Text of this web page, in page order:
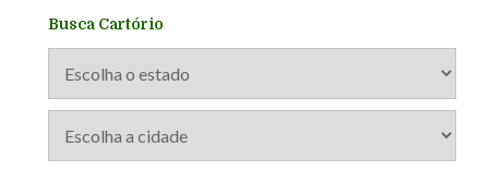
Busca Cartório